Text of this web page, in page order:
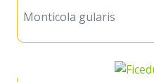
Monticola gularis